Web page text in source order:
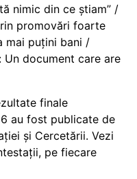
nimic din ce știam” /
promovări foarte
mai puțini bani /
Un document care are
finale
au fost publicate de
și Cercetării. Vezi
pe fiecare